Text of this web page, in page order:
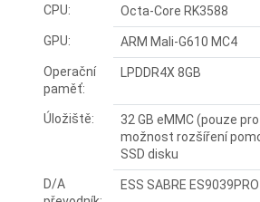
CPU: Octa-Core RK3588
GPU: ARM Mali-G610 MC4
Operační
paměť:
LPDDR4X 8GB
Úložiště:
32 GB eMMC (pouze
možnost rozšíření
SSD disku
D/A
ESS SABRE ES9039PRO